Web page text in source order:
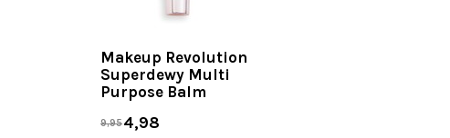
Makeup Revolution
Superdewy Multi
Purpose Balm
9,954,98